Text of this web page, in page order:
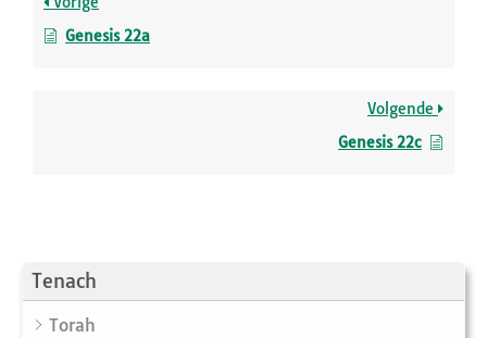
Tenach
Torah
Genesis 22a
Volgende
Genesis 22c